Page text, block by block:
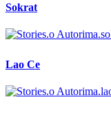
Sokrat
Lao Ce